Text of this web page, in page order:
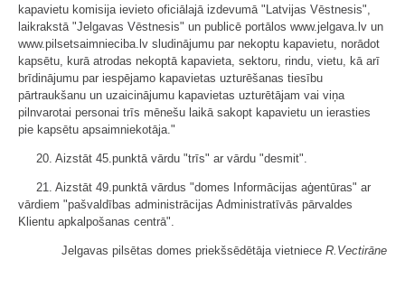
kapavietu komisija ievieto oficiālajā izdevumā "Latvijas Vēstnesis",
laikrakstā "Jelgavas Vēstnesis" un publicē portālos www.jelgava.lv un
www.pilsetsaimnieciba.lv sludinājumu par nekoptu kapavietu, norādot
kapsētu, kurā atrodas nekoptā kapavieta, sektoru, rindu, vietu, kā arī
brīdinājumu par iespējamo kapavietas uzturēšanas tiesību
pārtraukšanu un uzaicinājumu kapavietas uzturētājam vai viņa
pilnvarotai personai trīs mēnešu laikā sakopt kapavietu un ierasties
pie kapsētu apsaimniekotāja."
20. Aizstāt 45.punktā vārdu "trīs" ar vārdu "desmit".
21. Aizstāt 49.punktā vārdus "domes Informācijas aģentūras" ar
vārdiem "pašvaldības administrācijas Administratīvās pārvaldes
Klientu apkalpošanas centrā".
Jelgavas pilsētas domes priekšsēdētāja vietniece R.Vectirāne